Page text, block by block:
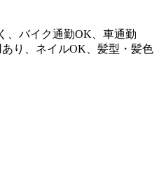
、バイク通勤OK、車通勤
り、ネイルOK、髪型・髪色